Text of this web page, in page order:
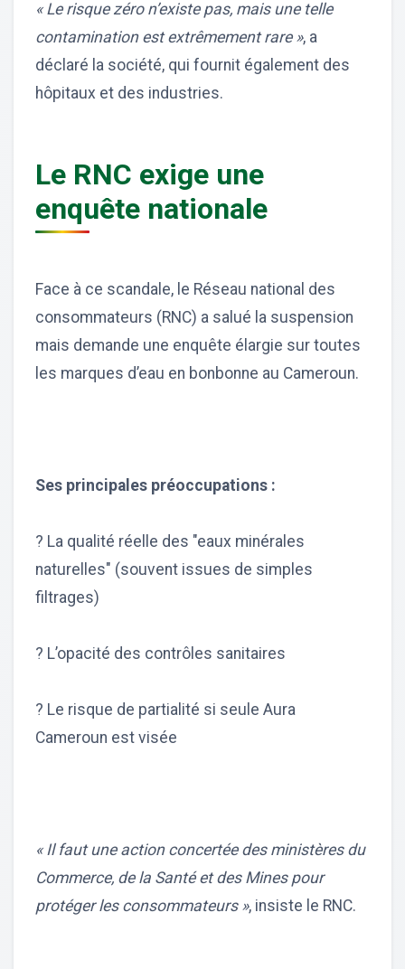
« Le risque zéro n’existe pas, mais une telle
contamination est extrêmement rare », a
déclaré la société, qui fournit également des
hôpitaux et des industries.
Le RNC exige une
enquête nationale
Face à ce scandale, le Réseau national des
consommateurs (RNC) a salué la suspension
mais demande une enquête élargie sur toutes
les marques d’eau en bonbonne au Cameroun.
Ses principales préoccupations :
? La qualité réelle des "eaux minérales
naturelles" (souvent issues de simples
filtrages)
? L’opacité des contrôles sanitaires
? Le risque de partialité si seule Aura
Cameroun est visée
« Il faut une action concertée des ministères du
Commerce, de la Santé et des Mines pour
protéger les consommateurs », insiste le RNC.